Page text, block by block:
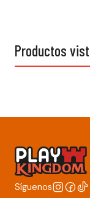
Productos
Síguenos